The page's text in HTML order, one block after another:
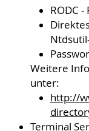
RODC
Weitere
unter:
http://
Terminal